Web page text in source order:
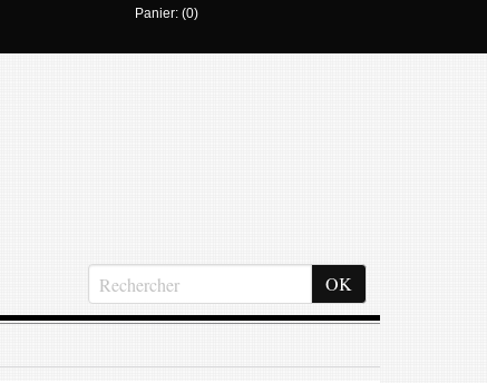
Panier: (0)